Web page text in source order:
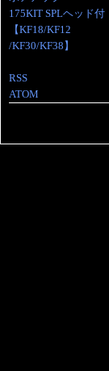
175KIT SPLヘッド付
【KF18/KF12
/KF30/KF38】
RSS
ATOM